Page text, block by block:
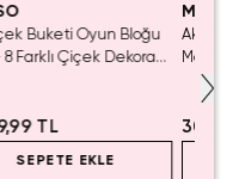
Buketi Oyun Bloğu
Farklı Çiçek Dekoratif
TL
SEPETE EKLE
Mat